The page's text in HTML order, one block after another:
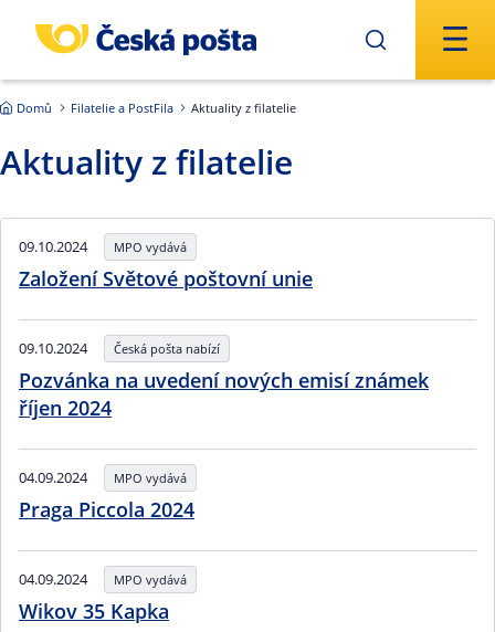
Domů Filatelie a PostFila Aktuality z filatelie
Aktuality z filatelie
09.10.2024 MPO vydává
Založení Světové poštovní unie
09.10.2024 Česká pošta nabízí
Pozvánka na uvedení nových emisí známek
říjen 2024
04.09.2024 MPO vydává
Praga Piccola 2024
04.09.2024 MPO vydává
Wikov 35 Kapka